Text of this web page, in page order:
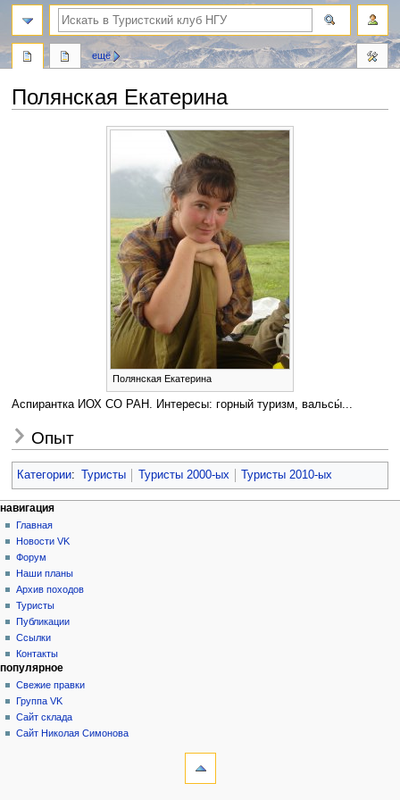
Полянская Екатерина
Полянская Екатерина
Аспирантка ИОХ СО РАН. Интересы: горный туризм, вальсы́...
Опыт
Категории: Туристы Туристы 2000-ых Туристы 2010-ых
Н
а
в
и
а
ц
и
я
действия на странице
статья
обсуждение
читать
просмотр
кода
история
ещё
персональные инструменты
создать
учётную
запись
войти
навигация
Главная
Новости VK
Форум
Наши планы
Архив походов
Туристы
Публикации
Ссылки
Контакты
поиск
популярное
Свежие правки
Группа VK
Сайт склада
Сайт Николая Симонова